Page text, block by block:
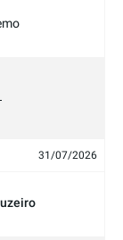
31/07/2026